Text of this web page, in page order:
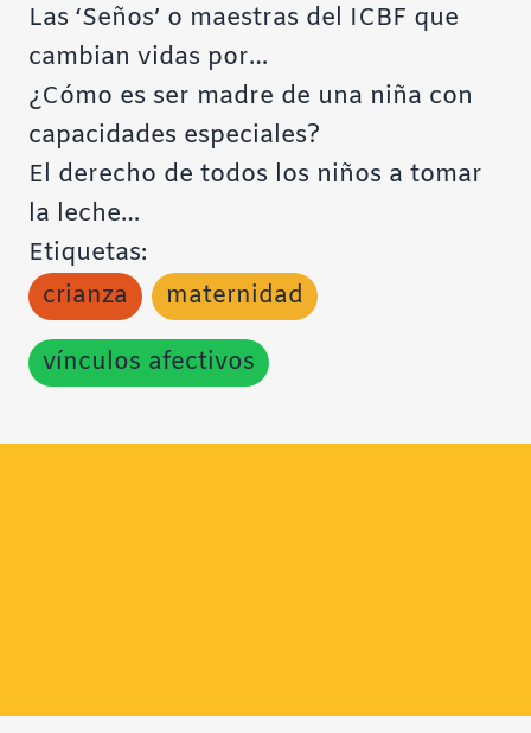
Las ‘Seños’ o maestras del ICBF que
cambian vidas por…
¿Cómo es ser madre de una niña con
capacidades especiales?
El derecho de todos los niños a tomar
la leche…
Etiquetas:
crianza
maternidad
vínculos afectivos